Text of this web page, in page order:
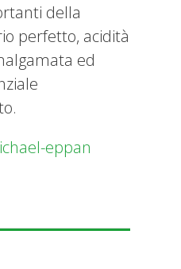
della
perfetto, acidità
ed
eppan